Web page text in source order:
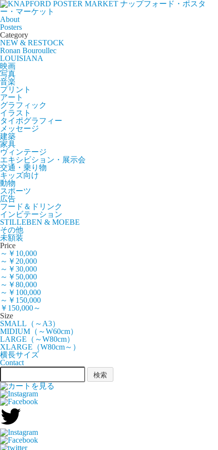
ナップフォード・ポスタ
ー・マーケット
About
Posters
Category
NEW & RESTOCK
Ronan Bouroullec
LOUISIANA
映画
写真
音楽
プリント
アート
グラフィック
イラスト
タイポグラフィー
メッセージ
建築
家具
ヴィンテージ
エキシビション・展示会
交通・乗り物
キッズ向け
動物
スポーツ
広告
フード＆ドリンク
インビテーション
STILLEBEN & MOEBE
その他
未額装
Price
～￥10,000
～￥20,000
～￥30,000
～￥50,000
～￥80,000
～￥100,000
～￥150,000
￥150,000～
Size
SMALL（～A3）
MIDIUM（～W60cm）
LARGE（～W80cm）
XLARGE（W80cm～）
横長サイズ
Contact